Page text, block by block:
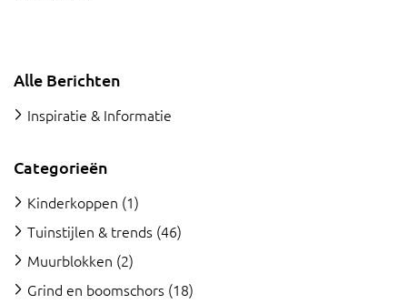
Alle Berichten
Inspiratie & Informatie
Categorieën
Kinderkoppen (1)
Tuinstijlen & trends (46)
Muurblokken (2)
Grind en boomschors (18)